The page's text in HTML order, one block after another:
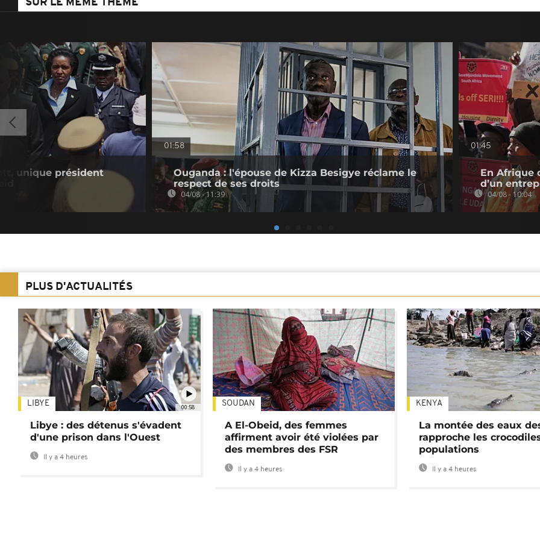
SUR LE MÊME THÈME
unique président
01:58
Ouganda : l'épouse de Kizza Besigye réclame le
respect de ses droits
04/08 - 11:39
01:45
En Afrique
d’un
04/08 - 10:04
PLUS D'ACTUALITÉS
00:58
LIBYE
Libye : des détenus s'évadent
d'une prison dans l'Ouest
Il y a 4 heures
SOUDAN
A El-Obeid, des femmes
affirment avoir été violées par
des membres des FSR
Il y a 4 heures
KENYA
La montée des eaux
rapproche les
populations
Il y a 4 heures